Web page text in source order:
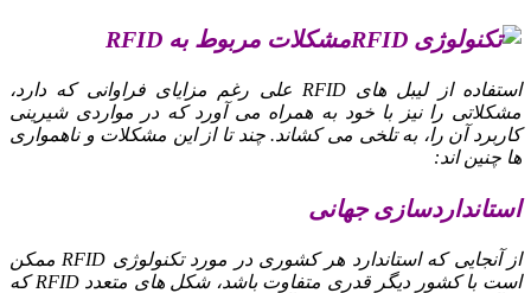
مشکلات مربوط به RFID
استفاده از لیبل های RFID علی رغم مزایای فراوانی که دارد،
مشکلاتی را نیز با خود به همراه می آورد که در مواردی شیرینی
کاربرد آن را، به تلخی می کشاند. چند تا از این مشکلات و ناهمواری
ها چنین اند:
استانداردسازی جهانی
از آنجایی که استاندارد هر کشوری در مورد تکنولوژی RFID ممکن
است با کشور دیگر قدری متفاوت باشد، شکل های متعدد RFID که